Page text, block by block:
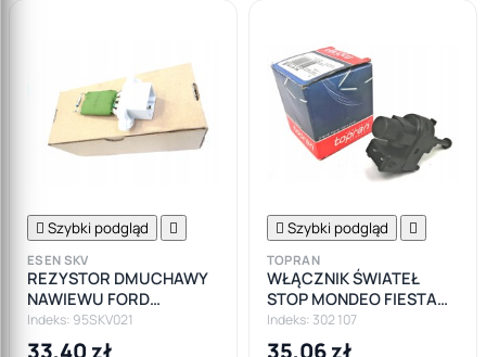
 Szybki podgląd 
ESEN SKV
REZYSTOR DMUCHAWY
NAWIEWU FORD
MONDEO IV FOCUS II
Indeks: 95SKV021
33,40 zł
 Szybki podgląd 
TOPRAN
WŁĄCZNIK ŚWIATEŁ
STOP MONDEO FIESTA
FOCUS FUSION
Indeks: 302 107
35,06 zł